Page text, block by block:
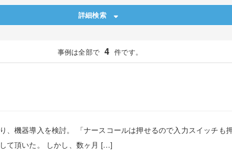
詳細検索
事例は全部で 4 件です。
、機器導入を検討。 「ナースコールは押せるので入力スイッチも
て頂いた。 しかし、数ヶ月 […]